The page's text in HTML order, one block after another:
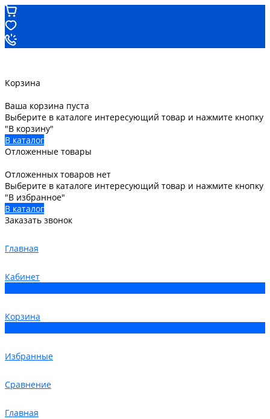
Корзина
Ваша корзина пуста
Выберите в каталоге интересующий товар и нажмите кнопку
"В корзину"
В каталог
Отложенные товары
Отложенных товаров нет
Выберите в каталоге интересующий товар и нажмите кнопку
"В избранное"
В каталог
Заказать звонок
Главная
Кабинет
Корзина
Избранные
Сравнение
Главная